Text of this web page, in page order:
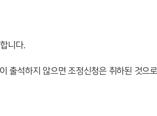
합니다.
출석하지 않으면 조정신청은 취하된 것으로